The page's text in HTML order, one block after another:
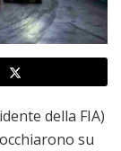
della FIA)
su